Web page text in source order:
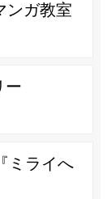
ンガ教室
ー
ミライへ